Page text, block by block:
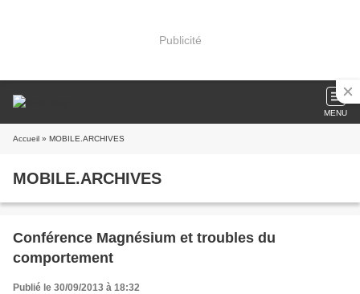
Publicité
MENU
Accueil » MOBILE.ARCHIVES
MOBILE.ARCHIVES
Conférence Magnésium et troubles du
comportement
Publié le 30/09/2013 à 18:32